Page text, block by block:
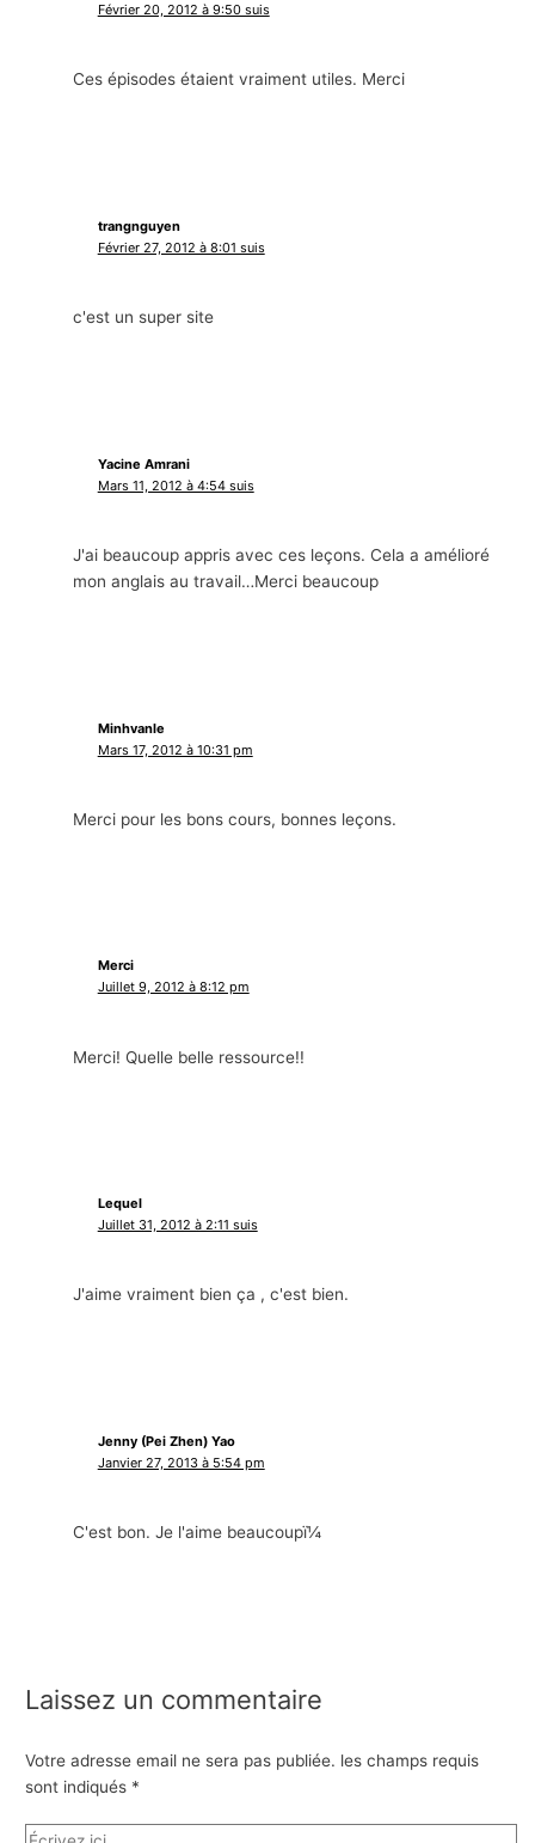
Février 20, 2012 à 9:50 suis
Ces épisodes étaient vraiment utiles. Merci
trangnguyen
Février 27, 2012 à 8:01 suis
c'est un super site
Yacine Amrani
Mars 11, 2012 à 4:54 suis
J'ai beaucoup appris avec ces leçons. Cela a amélioré
mon anglais au travail…Merci beaucoup
Minhvanle
Mars 17, 2012 à 10:31 pm
Merci pour les bons cours, bonnes leçons.
Merci
Juillet 9, 2012 à 8:12 pm
Merci! Quelle belle ressource!!
Lequel
Juillet 31, 2012 à 2:11 suis
J'aime vraiment bien ça , c'est bien.
Jenny (Pei Zhen) Yao
Janvier 27, 2013 à 5:54 pm
C'est bon. Je l'aime beaucoupï¼
Laissez un commentaire
Votre adresse email ne sera pas publiée. les champs requis
sont indiqués *